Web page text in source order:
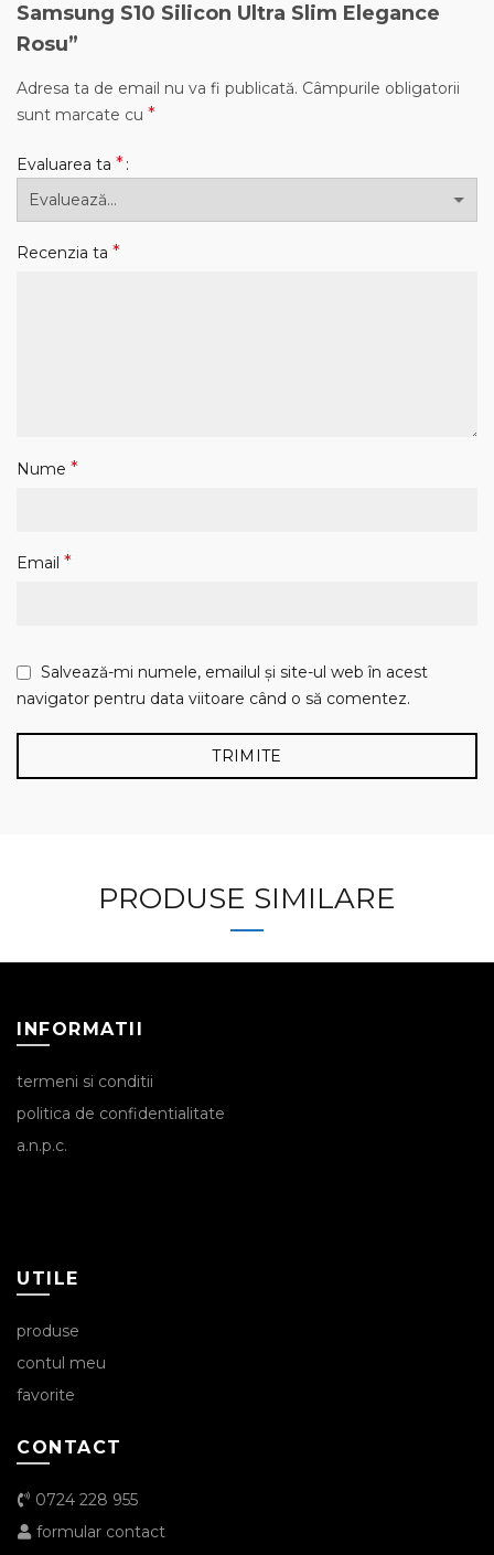
Samsung S10 Silicon Ultra Slim Elegance
Rosu”
Adresa ta de email nu va fi publicată. Câmpurile obligatorii
sunt marcate cu *
Evaluarea ta *
Recenzia ta *
Nume *
Email *
Salvează-mi numele, emailul și site-ul web în acest
navigator pentru data viitoare când o să comentez.
PRODUSE SIMILARE
INFORMATII
termeni si conditii
politica de confidentialitate
a.n.p.c.
UTILE
produse
contul meu
favorite
CONTACT
0724 228 955
formular contact